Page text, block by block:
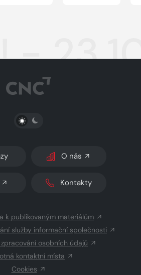
-
PŘEPNOUT SVĚTLÝ/TMAVÝ REŽIM
O nás
Kontakty
k publikovaným materiálům
služby informační společnosti
osobních údajů
kontaktní místa
Cookies